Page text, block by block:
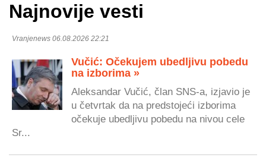
Najnovije vesti
Vranjenews 06.08.2026 22:21
Vučić: Očekujem ubedljivu pobedu
na izborima »
Aleksandar Vučić, član SNS-a, izjavio je
u četvrtak da na predstojeći izborima
očekuje ubedljivu pobedu na nivou cele
Sr...